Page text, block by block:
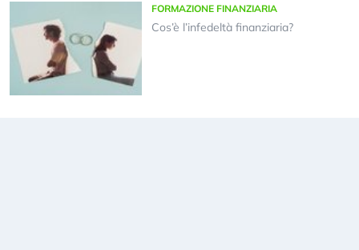
FORMAZIONE FINANZIARIA
Cos’è l’infedeltà finanziaria?